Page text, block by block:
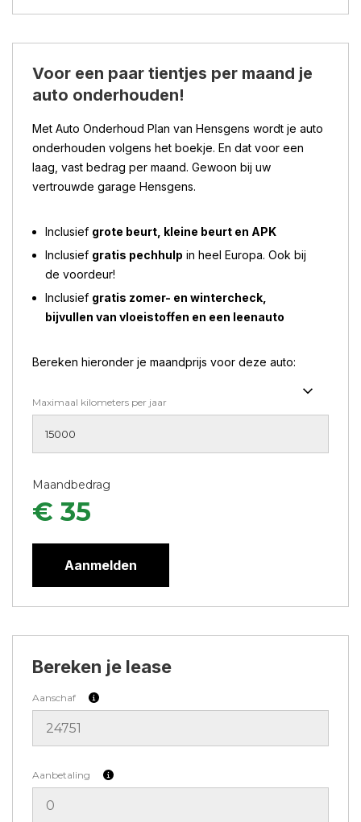
Voor een paar tientjes per maand je
auto onderhouden!
Met Auto Onderhoud Plan van Hensgens wordt je auto
onderhouden volgens het boekje. En dat voor een
laag, vast bedrag per maand. Gewoon bij uw
vertrouwde garage Hensgens.
Inclusief grote beurt, kleine beurt en APK
Inclusief gratis pechhulp in heel Europa. Ook bij
de voordeur!
Inclusief gratis zomer- en wintercheck,
bijvullen van vloeistoffen en een leenauto
Bereken hieronder je maandprijs voor deze auto:
Maximaal kilometers per jaar
Maandbedrag
€ 35
Aanmelden
Bereken je lease
Aanschaf
Aanbetaling